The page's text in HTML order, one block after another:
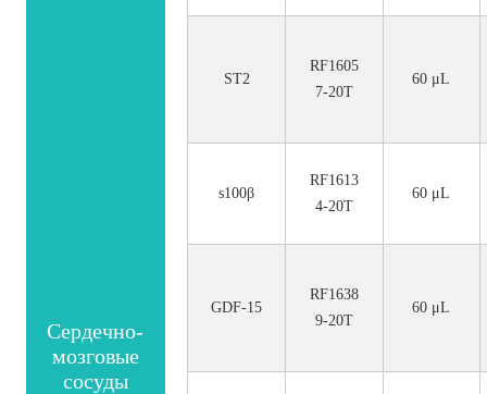
Сердечно-
мозговые
сосуды
ST2
RF1605
7-20T
60 μL
s100β
RF1613
4-20T
60 μL
GDF-15
RF1638
9-20T
60 μL